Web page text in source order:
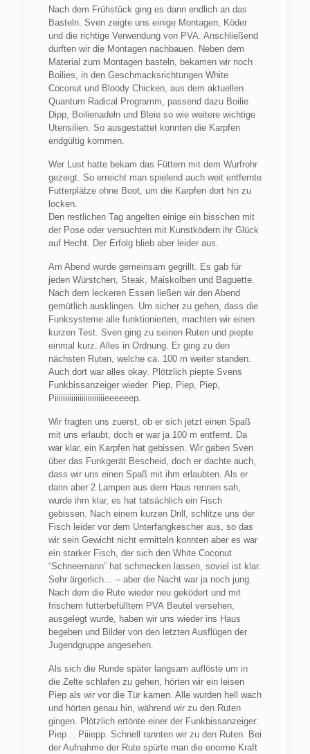
Nach dem Frühstück ging es dann endlich an das
Basteln. Sven zeigte uns einige Montagen, Köder
und die richtige Verwendung von PVA. Anschließend
durften wir die Montagen nachbauen. Neben dem
Material zum Montagen basteln, bekamen wir noch
Boilies, in den Geschmacksrichtungen White
Coconut und Bloody Chicken, aus dem aktuellen
Quantum Radical Programm, passend dazu Boilie
Dipp, Boilienadeln und Bleie so wie weitere wichtige
Utensilien. So ausgestattet konnten die Karpfen
endgültig kommen.
Wer Lust hatte bekam das Füttern mit dem Wurfrohr
gezeigt. So erreicht man spielend auch weit entfernte
Futterplätze ohne Boot, um die Karpfen dort hin zu
locken.
Den restlichen Tag angelten einige ein bisschen mit
der Pose oder versuchten mit Kunstködern ihr Glück
auf Hecht. Der Erfolg blieb aber leider aus.
Am Abend wurde gemeinsam gegrillt. Es gab für
jeden Würstchen, Steak, Maiskolben und Baguette.
Nach dem leckeren Essen ließen wir den Abend
gemütlich ausklingen. Um sicher zu gehen, dass die
Funksysteme alle funktionierten, machten wir einen
kurzen Test. Sven ging zu seinen Ruten und piepte
einmal kurz. Alles in Ordnung. Er ging zu den
nächsten Ruten, welche ca. 100 m weiter standen.
Auch dort war alles okay. Plötzlich piepte Svens
Funkbissanzeiger wieder. Piep, Piep, Piep,
Piiiiiiiiiiiiiiiiiiiiiiiieeeeeep.
Wir fragten uns zuerst, ob er sich jetzt einen Spaß
mit uns erlaubt, doch er war ja 100 m entfernt. Da
war klar, ein Karpfen hat gebissen. Wir gaben Sven
über das Funkgerät Bescheid, doch er dachte auch,
dass wir uns einen Spaß mit ihm erlaubten. Als er
dann aber 2 Lampen aus dem Haus rennen sah,
wurde ihm klar, es hat tatsächlich ein Fisch
gebissen. Nach einem kurzen Drill, schlitze uns der
Fisch leider vor dem Unterfangkescher aus, so das
wir sein Gewicht nicht ermitteln konnten aber es war
ein starker Fisch, der sich den White Coconut
“Schneemann” hat schmecken lassen, soviel ist klar.
Sehr ärgerlich… – aber die Nacht war ja noch jung.
Nach dem die Rute wieder neu geködert und mit
frischem futterbefülltem PVABeutel versehen,
ausgelegt wurde, haben wir uns wieder ins Haus
begeben und Bilder von den letzten Ausflügen der
Jugendgruppe angesehen.
Als sich die Runde später langsam auflöste um in
die Zelte schlafen zu gehen, hörten wir ein leisen
Piep als wir vor die Tür kamen. Alle wurden hell wach
und hörten genau hin, während wir zu den Ruten
gingen. Plötzlich ertönte einer der Funkbissanzeiger:
Piep… Piiiepp. Schnell rannten wir zu den Ruten. Bei
der Aufnahme der Rute spürte man die enorme Kraft